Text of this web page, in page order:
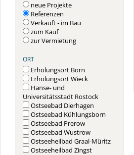
neue Projekte
Referenzen
Verkauft - im Bau
zum Kauf
zur Vermietung
ORT
Erholungsort Born
Erholungsort Wieck
Hanse- und
Universitätsstadt Rostock
Ostseebad Dierhagen
Ostseebad Kühlungsborn
Ostseebad Prerow
Ostseebad Wustrow
Ostseeheilbad Graal-Müritz
Ostseeheilbad Zingst